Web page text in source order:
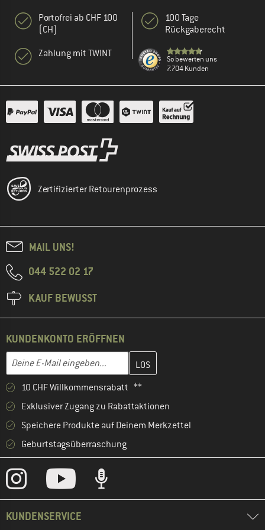
Portofrei ab CHF 100
(CH)
Zahlung mit TWINT
100 Tage
Rückgaberecht
So bewerten uns
7.704 Kunden
Zertifizierter Retourenprozess
MAIL UNS!
044 522 02 17
KAUF BEWUSST
KUNDENKONTO ERÖFFNEN
E-Mail-Adresse
Gib hier deine E-Mail-Adresse ein und erstelle im nächsten
10 CHF Willkommensrabatt **
Exklusiver Zugang zu Rabattaktionen
Speichere Produkte auf Deinem Merkzettel
Geburtstagsüberraschung
KUNDENSERVICE